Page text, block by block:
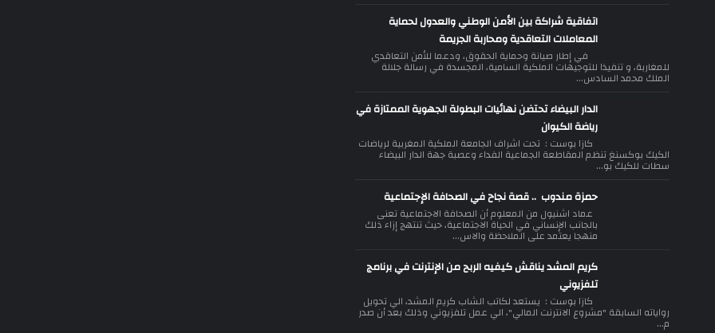
اتفاقية شراكة بين الأمن الوطني والعدول لحماية
المعاملات التعاقدية ومحاربة الجريمة
في إطار صيانة وحماية الحقوق، ودعما للأمن التعاقدي
للمغاربة، و تنفيذا للتوجيهات الملكية السامية، المجسدة في رسالة جلالة
الملك محمد السادس...
الدار البيضاء تحتضن نهائيات البطولة الجهوية الممتازة في
رياضة الكيوان
كازا بوست : تحت اشراف الجامعة الملكية المغربية لرياضات
الكيك بوكسنغ تنظم المقاطعة الجماعية الفداء وعصبة جهة الدار البيضاء
سطات للكيك بو...
حمزة مندوب .. قصة نجاح في الصحافة الإجتماعية
عماد اشنيول من المعلوم أن الصحافة الاجتماعية تعنى
بالجانب الإنساني في الحياة الاجتماعية، حيث تنتهج إزاء ذلك
منهجا يعتمد على الملاحظة والاس...
كريم المشد يناقش كيفيه الربح من الإنترنت في برنامج
تلفزيوني
كازا بوست : يستعد لكاتب الشاب كريم المشد، الي تحويل
رواياته السابقة "مشروع الانترنت المالي"، الي عمل تلفزيوني وذلك بعد أن صدر
م...